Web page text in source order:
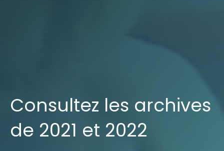
Consultez les archives
de 2021 et 2022